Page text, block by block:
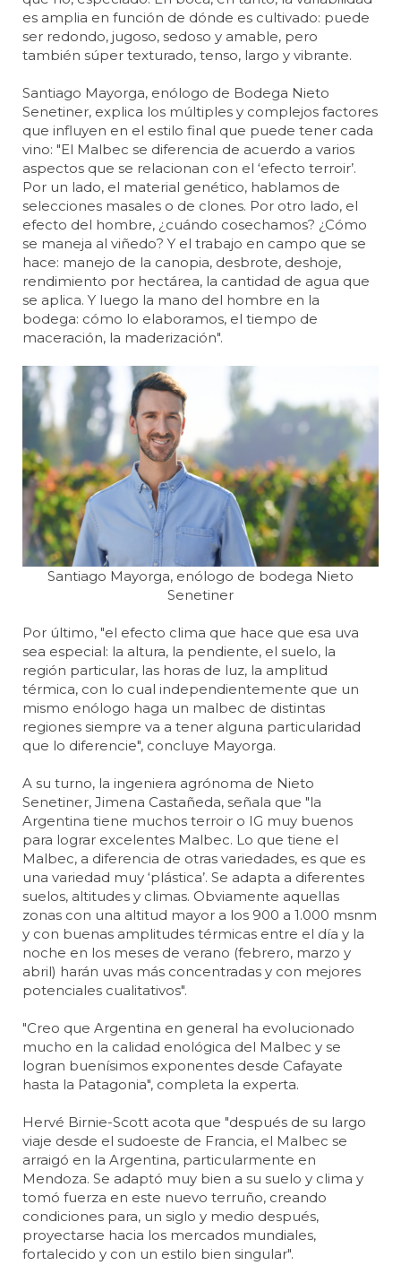
es amplia en función de dónde es cultivado: puede
ser redondo, jugoso, sedoso y amable, pero
también súper texturado, tenso, largo y vibrante.
Santiago Mayorga, enólogo de Bodega Nieto
Senetiner, explica los múltiples y complejos factores
que influyen en el estilo final que puede tener cada
vino: "El Malbec se diferencia de acuerdo a varios
aspectos que se relacionan con el ‘efecto terroir’.
Por un lado, el material genético, hablamos de
selecciones masales o de clones. Por otro lado, el
efecto del hombre, ¿cuándo cosechamos? ¿Cómo
se maneja al viñedo? Y el trabajo en campo que se
hace: manejo de la canopia, desbrote, deshoje,
rendimiento por hectárea, la cantidad de agua que
se aplica. Y luego la mano del hombre en la
bodega: cómo lo elaboramos, el tiempo de
maceración, la maderización".
Santiago Mayorga, enólogo de bodega Nieto
Senetiner
Por último, "el efecto clima que hace que esa uva
sea especial: la altura, la pendiente, el suelo, la
región particular, las horas de luz, la amplitud
térmica, con lo cual independientemente que un
mismo enólogo haga un malbec de distintas
regiones siempre va a tener alguna particularidad
que lo diferencie", concluye Mayorga.
A su turno, la ingeniera agrónoma de Nieto
Senetiner, Jimena Castañeda, señala que "la
Argentina tiene muchos terroir o IG muy buenos
para lograr excelentes Malbec. Lo que tiene el
Malbec, a diferencia de otras variedades, es que es
una variedad muy ‘plástica’. Se adapta a diferentes
suelos, altitudes y climas. Obviamente aquellas
zonas con una altitud mayor a los 900 a 1.000 msnm
y con buenas amplitudes térmicas entre el día y la
noche en los meses de verano (febrero, marzo y
abril) harán uvas más concentradas y con mejores
potenciales cualitativos".
"Creo que Argentina en general ha evolucionado
mucho en la calidad enológica del Malbec y se
logran buenísimos exponentes desde Cafayate
hasta la Patagonia", completa la experta.
Hervé Birnie-Scott acota que "después de su largo
viaje desde el sudoeste de Francia, el Malbec se
arraigó en la Argentina, particularmente en
Mendoza. Se adaptó muy bien a su suelo y clima y
tomó fuerza en este nuevo terruño, creando
condiciones para, un siglo y medio después,
proyectarse hacia los mercados mundiales,
fortalecido y con un estilo bien singular".